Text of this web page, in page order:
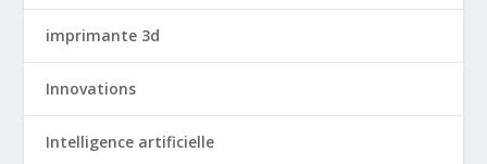
imprimante 3d
Innovations
Intelligence artificielle